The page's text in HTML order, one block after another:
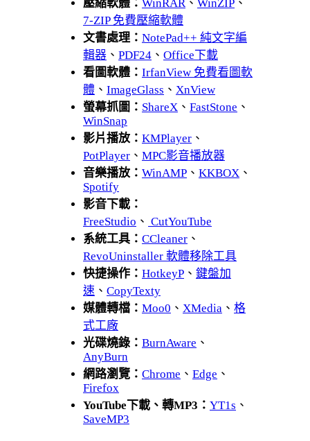
壓縮軟體： WinRAR、 WinZIP 、
7-ZIP 免費壓縮軟體
文書處理： NotePad++ 純文字編
輯器 、 PDF24 、 Office下載
看圖軟體： IrfanView 免費看圖軟
體 、 ImageGlass 、 XnView
螢幕抓圖： ShareX 、 FastStone 、
WinSnap
影片播放： KMPlayer 、
PotPlayer 、 MPC影音播放器
音樂播放： WinAMP 、 KKBOX 、
Spotify
影音下載：
FreeStudio 、 CutYouTube
系統工具： CCleaner 、
RevoUninstaller 軟體移除工具
快捷操作： HotkeyP 、 鍵盤加
速 、 CopyTexty
媒體轉檔： Moo0 、 XMedia 、 格
式工廠
光碟燒錄： BurnAware 、
AnyBurn
網路瀏覽： Chrome 、 Edge 、
Firefox
YouTube下載、轉MP3： YT1s 、
SaveMP3